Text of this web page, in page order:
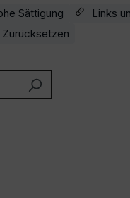
Sättigung Links
Zurücksetzen